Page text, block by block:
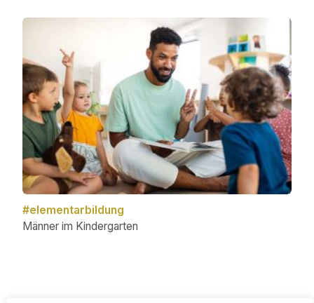
#elementarbildung
Männer im Kindergarten